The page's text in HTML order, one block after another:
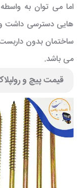
اما می توان به
هایی دسترسی داشت و
ساختمان بدون
می باشد.
قیمت پیچ و